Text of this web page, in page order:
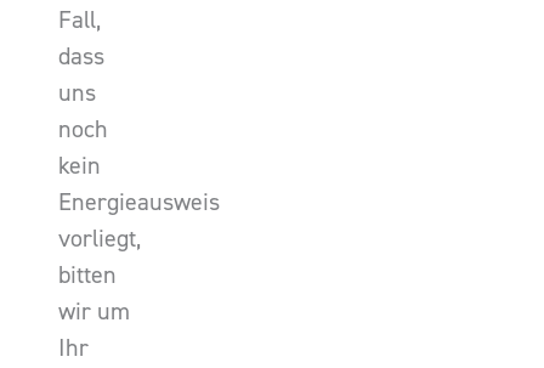
Fall,
dass
uns
noch
kein
Energieausweis
vorliegt,
bitten
wir um
Ihr